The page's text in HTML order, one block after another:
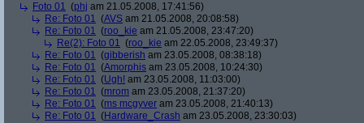
Foto 01 (phj am 21.05.2008, 17:41:56)
Re: Foto 01 (AVS am 21.05.2008, 20:08:58)
Re: Foto 01 (roo_kie am 21.05.2008, 23:47:20)
Re(2): Foto 01 (roo_kie am 22.05.2008, 23:49:37)
Re: Foto 01 (gibberish am 23.05.2008, 08:38:18)
Re: Foto 01 (Amorphis am 23.05.2008, 10:24:30)
Re: Foto 01 (Ugh! am 23.05.2008, 11:03:00)
Re: Foto 01 (mrom am 23.05.2008, 21:37:20)
Re: Foto 01 (ms mcgyver am 23.05.2008, 21:40:13)
Re: Foto 01 (Hardware_Crash am 23.05.2008, 23:30:03)